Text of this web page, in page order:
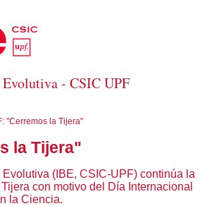
- CSIC UPF
"Cerremos la Tijera"
la Tijera"
(IBE, CSIC-UPF) continúa la
con motivo del Día Internacional
la Ciencia.